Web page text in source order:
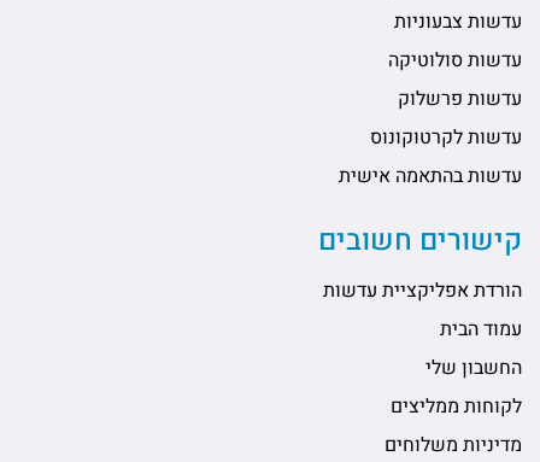
עדשות צבעוניות
עדשות סולוטיקה
עדשות פרשלוק
עדשות לקרטוקונוס
עדשות בהתאמה אישית
קישורים חשובים
הורדת אפליקציית עדשות
עמוד הבית
החשבון שלי
לקוחות ממליצים
מדיניות משלוחים